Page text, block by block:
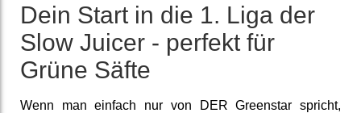
Dein Start in die 1. Liga der
Slow Juicer - perfekt für
Grüne Säfte
Wenn man einfach nur von DER Greenstar spricht,